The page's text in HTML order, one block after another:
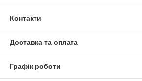
Контакти
Доставка та оплата
Графік роботи